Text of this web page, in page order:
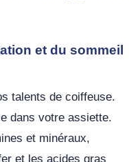
et du sommeil
talents de coiffeuse.
dans votre assiette.
et minéraux,
et les acides gras